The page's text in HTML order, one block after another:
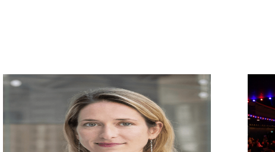
Rencontre
Malâtre-
20
ans
de
la
Charte